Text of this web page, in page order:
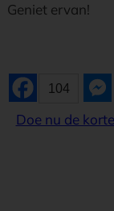
Geniet ervan!
104
Doe nu de